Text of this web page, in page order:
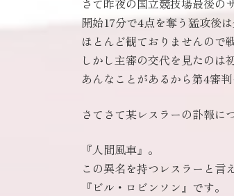
開始17分で4点を奪う猛攻後
ほとんど観ておりませんので
しかし主審の交代を見たのは
あんなことがあるから第4審
さてさて某レスラーの訃報に
『人間風車』。
この異名を持つレスラーと言
『ビル・ロビンソン』です。